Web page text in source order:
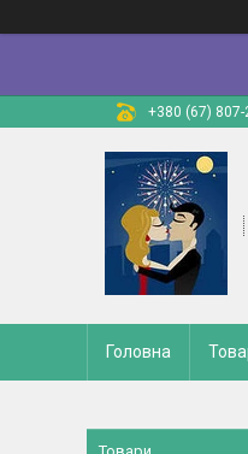
+380 (67) 807-
Головна